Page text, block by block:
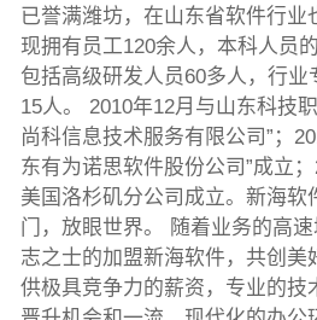
已誉满潍坊，在山东省软件行业
现拥有员工120余人，本科人员
包括高级研发人员60多人，行业
15人。 2010年12月与山东科技
尚科信息技术服务有限公司”；
东有为诺思软件股份公司”成立
美国洛杉矶分公司成立。新海软
门，放眼世界。 随着业务的高
志之士的加盟新海软件，共创美
供极具竞争力的薪资，专业的技